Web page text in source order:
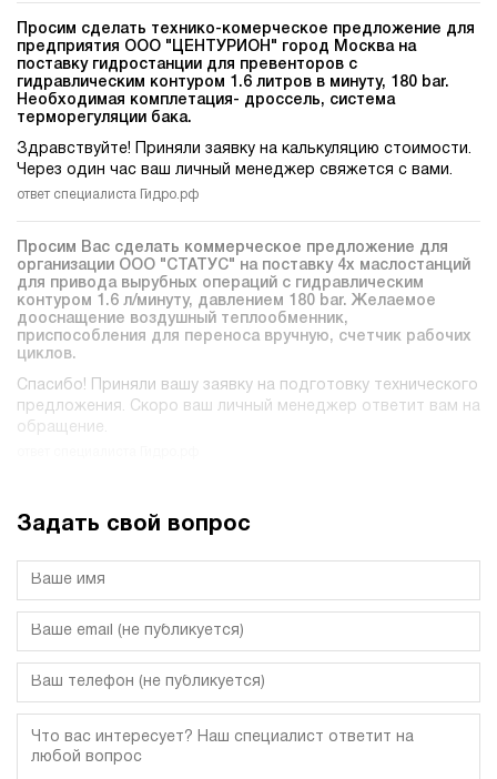
Просим сделать технико-комерческое предложение для
предприятия ООО "ЦЕНТУРИОН" город Москва на
поставку гидростанции для превенторов c
гидравлическим контуром 1.6 литров в минуту, 180 bar.
Необходимая комплетация- дроссель, система
терморегуляции бака.
Здравствуйте! Приняли заявку на калькуляцию стоимости.
Через один час ваш личный менеджер свяжется с вами.
ответ специалиста Гидро.рф
Просим Вас сделать коммерческое предложение для
организации ООО "СТАТУС" на поставку 4х маслостанций
для привода вырубных операций c гидравлическим
контуром 1.6 л/минуту, давлением 180 bar. Желаемое
дооснащение воздушный теплообменник,
приспособления для переноса вручную, счетчик рабочих
циклов.
Спасибо! Приняли вашу заявку на подготовку технического
предложения. Скоро ваш личный менеджер ответит вам на
обращение.
Задать свой вопрос